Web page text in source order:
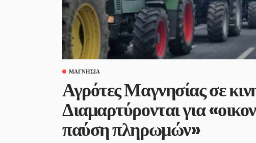
ΜΑΓΝΗΣΊΑ
Αγρότες Μαγνησίας σε
Διαμαρτύρονται για
παύση πληρωμών»